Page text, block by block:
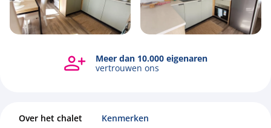
Bekijk alle foto's
Meer dan 10.000 eigenaren
vertrouwen ons
Over het chalet Kenmerken